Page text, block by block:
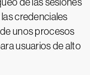
credenciales
unos procesos
usuarios de alto